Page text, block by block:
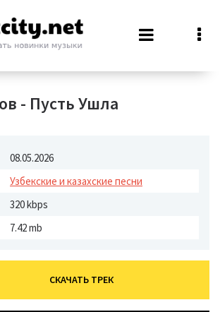
- Пусть Ушла
08.05.2026
Узбекские и казахские песни
320 kbps
7.42 mb
СКАЧАТЬ ТРЕК